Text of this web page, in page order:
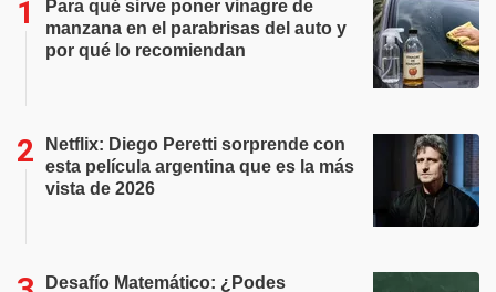
Para qué sirve poner vinagre de
manzana en el parabrisas del auto y
por qué lo recomiendan
Netflix: Diego Peretti sorprende con
esta película argentina que es la más
vista de 2026
Desafío Matemático: ¿Podes